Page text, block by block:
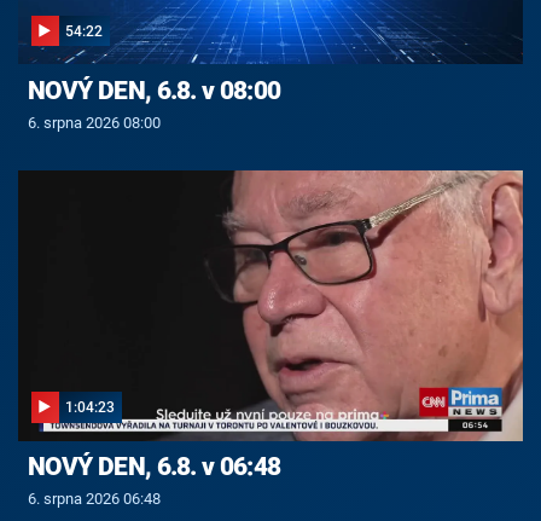
54:22
NOVÝ DEN, 6.8. v 08:00
6. srpna 2026 08:00
1:04:23
NOVÝ DEN, 6.8. v 06:48
6. srpna 2026 06:48